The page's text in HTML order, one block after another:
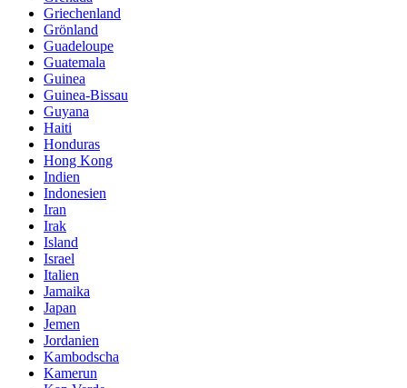
Griechenland
Grönland
Guadeloupe
Guatemala
Guinea
Guinea-Bissau
Guyana
Haiti
Honduras
Hong Kong
Indien
Indonesien
Iran
Irak
Island
Israel
Italien
Jamaika
Japan
Jemen
Jordanien
Kambodscha
Kamerun